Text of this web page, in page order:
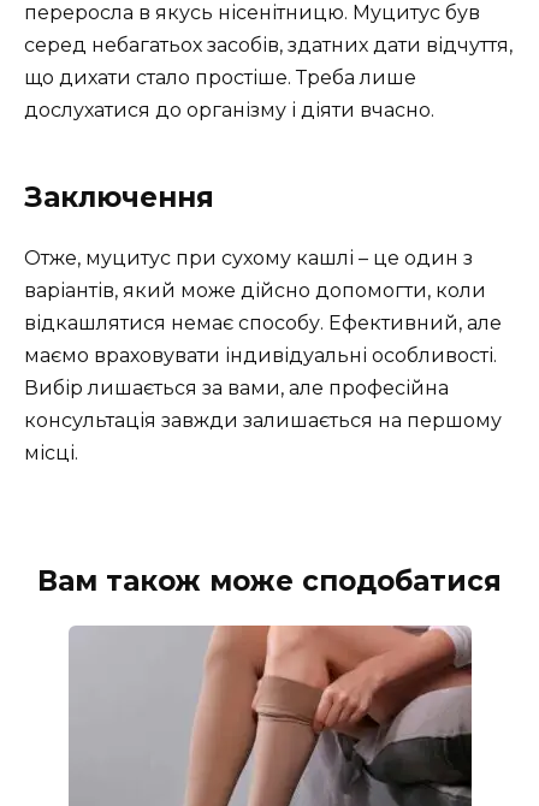
переросла в якусь нісенітницю. Муцитус був
серед небагатьох засобів, здатних дати відчуття,
що дихати стало простіше. Треба лише
дослухатися до організму і діяти вчасно.
Заключення
Отже, муцитус при сухому кашлі – це один з
варіантів, який може дійсно допомогти, коли
відкашлятися немає способу. Ефективний, але
маємо враховувати індивідуальні особливості.
Вибір лишається за вами, але професійна
консультація завжди залишається на першому
місці.
Вам також може сподобатися